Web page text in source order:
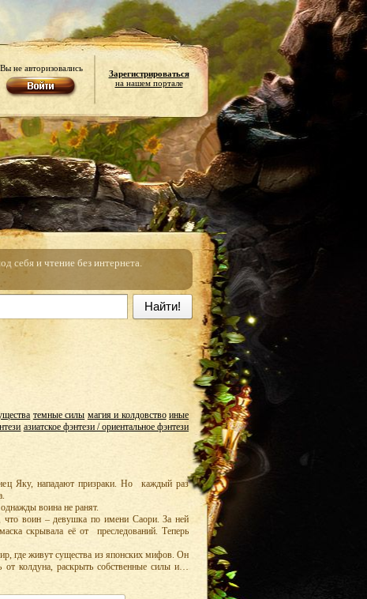
Вы не авторизовались
Зарегистрироваться
на нашем портале
себя и чтение без интернета.
Найти!
темные силы магия и колдовство иные
азиатское фэнтези / ориентальное фэнтези
Яку, нападают призраки. Но каждый раз
воина не ранят.
что воин – девушка по имени Саори. За ней
скрывала её от преследований. Теперь
где живут существа из японских мифов. Он
от колдуна, раскрыть собственные силы и…